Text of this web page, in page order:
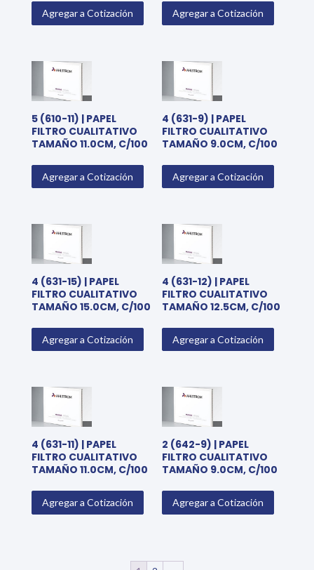
Agregar a Cotización Agregar a Cotización
5 (610-11) | PAPEL
FILTRO CUALITATIVO
TAMAÑO 11.0CM, C/100
Agregar a Cotización
4 (631-9) | PAPEL
FILTRO CUALITATIVO
TAMAÑO 9.0CM, C/100
Agregar a Cotización
4 (631-15) | PAPEL
FILTRO CUALITATIVO
TAMAÑO 15.0CM, C/100
Agregar a Cotización
4 (631-12) | PAPEL
FILTRO CUALITATIVO
TAMAÑO 12.5CM, C/100
Agregar a Cotización
4 (631-11) | PAPEL
FILTRO CUALITATIVO
TAMAÑO 11.0CM, C/100
Agregar a Cotización
2 (642-9) | PAPEL
FILTRO CUALITATIVO
TAMAÑO 9.0CM, C/100
Agregar a Cotización